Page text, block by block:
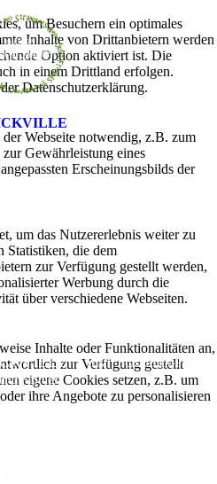
|Irish Folk-Rock-Pop-
Blues
aus verschiedenen Genres und Einflüssen
Spontanität und Spaß.
um Besuchern ein optimales
Inhalte von Drittanbietern werden
Option aktiviert ist. Die
in einem Drittland erfolgen.
Datenschutzerklärung.
Webseite notwendig, z.B. zum
Gewährleistung eines
Erscheinungsbilds der
um das Nutzererlebnis weiter zu
Statistiken, die dem
zur Verfügung gestellt werden,
Werbung durch die
über verschiedene Webseiten.
Inhalte oder Funktionalitäten an,
zur Verfügung gestellt
eigene Cookies setzen, z.B. um
ihre Angebote zu personalisieren